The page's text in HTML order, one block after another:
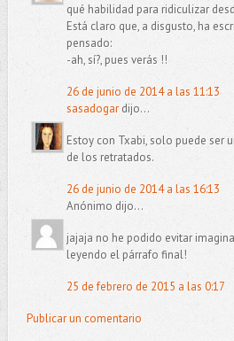
qué habilidad para ridiculizar
Está claro que, a disgusto, ha
pensado:
-ah, sí?, pues verás !!
26 de junio de 2014 a las 11:13
sasadogardijo...
Estoy con Txabi, solo puede ser
de los retratados.
26 de junio de 2014 a las 16:13
Anónimo dijo...
jajaja no he podido evitar
leyendo el párrafo final!
25 de febrero de 2015 a las 0:17
Publicar un comentario